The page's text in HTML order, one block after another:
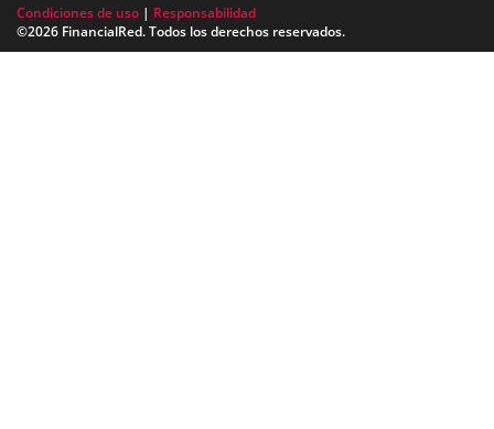
Condiciones de uso | Responsabilidad
©2026 FinancialRed. Todos los derechos reservados.